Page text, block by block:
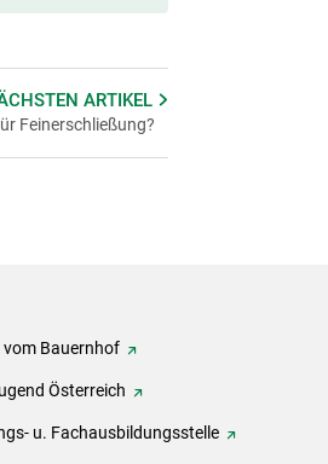
ARTIKEL
Feinerschließung?
vom Bauernhof
Österreich
u. Fachausbildungsstelle